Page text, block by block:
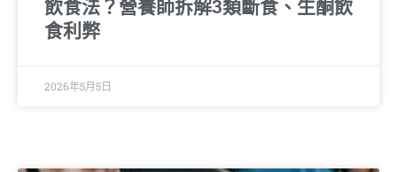
飲食法？營養師拆解3類斷食、生酮飲
食利弊
2026年5月5日